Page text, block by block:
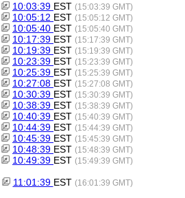
10:03:39 EST (15:03:39 GMT)
10:05:12 EST (15:05:12 GMT)
10:05:40 EST (15:05:40 GMT)
10:17:39 EST (15:17:39 GMT)
10:19:39 EST (15:19:39 GMT)
10:23:39 EST (15:23:39 GMT)
10:25:39 EST (15:25:39 GMT)
10:27:08 EST (15:27:08 GMT)
10:30:39 EST (15:30:39 GMT)
10:38:39 EST (15:38:39 GMT)
10:40:39 EST (15:40:39 GMT)
10:44:39 EST (15:44:39 GMT)
10:45:39 EST (15:45:39 GMT)
10:48:39 EST (15:48:39 GMT)
10:49:39 EST (15:49:39 GMT)
11:01:39 EST (16:01:39 GMT)